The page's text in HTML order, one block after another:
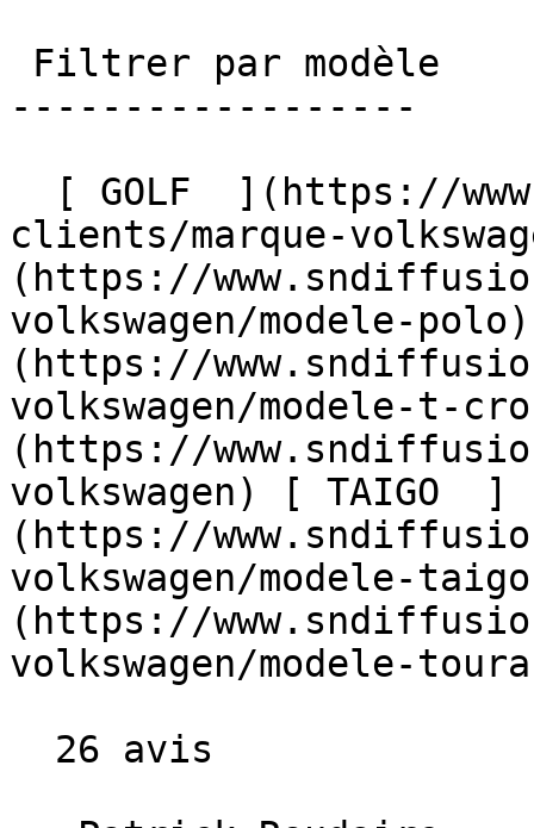
------------------
clients/marque-
(https://
volkswagen/modele-
(https://
volkswagen/modele-t-
(https://
volkswagen) [ TAIGO  ]
(https://
volkswagen/modele-
(https://
volkswagen/modele-